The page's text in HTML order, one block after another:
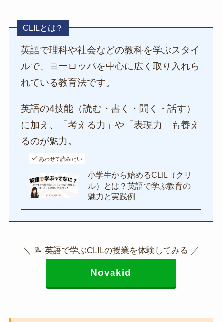
CLILとは？
英語で理科や社会などの教科を学ぶスタイ
ルで、ヨーロッパを中心に広く取り入れら
れている教育法です。
英語の4技能（読む・書く・聞く・話す）
に加え、「考える力」や「表現力」も養え
るのが魅力。
あわせて読みたい
小学生から始めるCLIL（クリ
ル）とは？英語で学ぶ教育の
魅力と実践例
＼ 📝 英語で学ぶCLILの授業を体験してみる ／
Novakid